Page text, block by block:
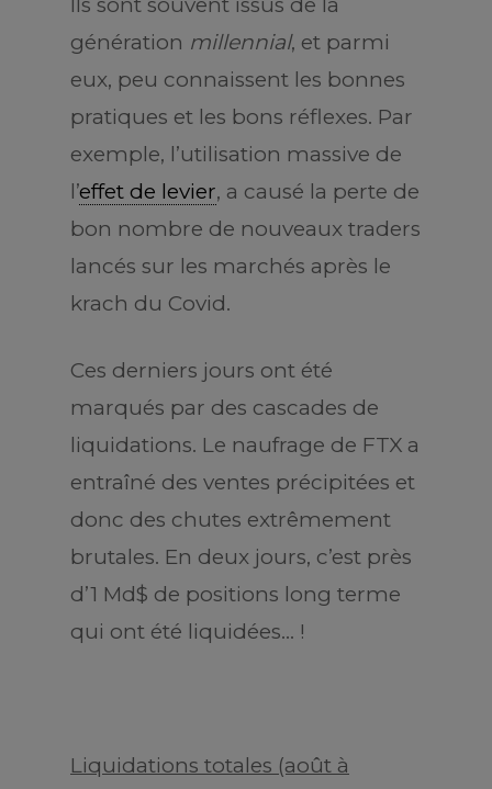
génération millennial, et parmi
eux, peu connaissent les bonnes
pratiques et les bons réflexes. Par
exemple, l’utilisation massive de
l’effet de levier, a causé la perte de
bon nombre de nouveaux traders
lancés sur les marchés après le
krach du Covid.
Ces derniers jours ont été
marqués par des cascades de
liquidations. Le naufrage de FTX a
entraîné des ventes précipitées et
donc des chutes extrêmement
brutales. En deux jours, c’est près
d’1 Md$ de positions long terme
qui ont été liquidées… !
Liquidations totales (août à